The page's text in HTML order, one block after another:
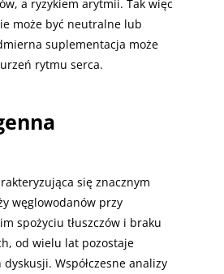
a ryzykiem arytmii. Tak więc
może być neutralne lub
suplementacja może
rytmu serca.
się znacznym
węglowodanów przy
spożyciu tłuszczów i braku
od wielu lat pozostaje
Współczesne analizy